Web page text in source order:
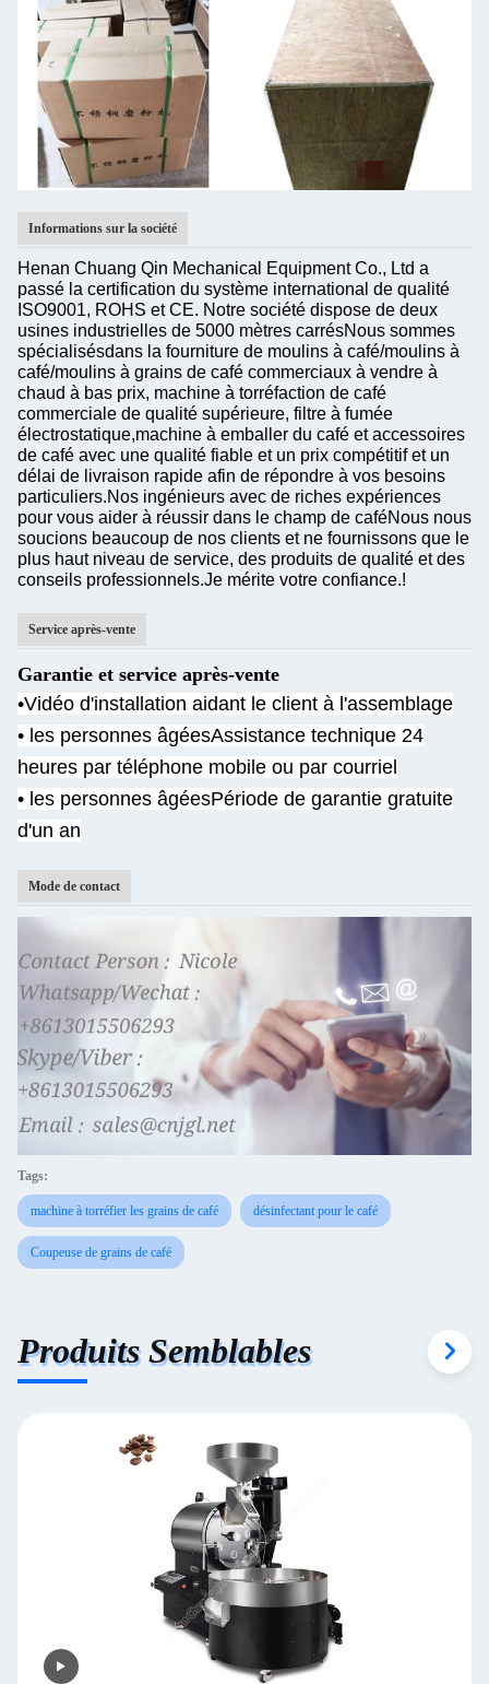
Informations sur la société
Henan Chuang Qin Mechanical Equipment Co., Ltd a
passé la certification du système international de qualité
ISO9001, ROHS et CE. Notre société dispose de deux
usines industrielles de 5000 mètres carrésNous sommes
spécialisésdans la fourniture de moulins à café/moulins à
café/moulins à grains de café commerciaux à vendre à
chaud à bas prix, machine à torréfaction de café
commerciale de qualité supérieure, filtre à fumée
électrostatique,machine à emballer du café et accessoires
de café avec une qualité fiable et un prix compétitif et un
délai de livraison rapide afin de répondre à vos besoins
particuliers.Nos ingénieurs avec de riches expériences
pour vous aider à réussir dans le champ de caféNous nous
soucions beaucoup de nos clients et ne fournissons que le
plus haut niveau de service, des produits de qualité et des
conseils professionnels.Je mérite votre confiance.!
Service après-vente
Garantie et service après-vente
•Vidéo d'installation aidant le client à l'assemblage
• les personnes âgéesAssistance technique 24
heures par téléphone mobile ou par courriel
• les personnes âgéesPériode de garantie gratuite
d'un an
Mode de contact
Tags:
machine à torréfier les grains de café désinfectant pour le café
Coupeuse de grains de café
Produits Semblables